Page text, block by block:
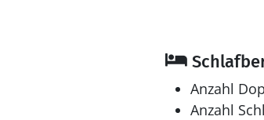
Anzahl
Anzahl